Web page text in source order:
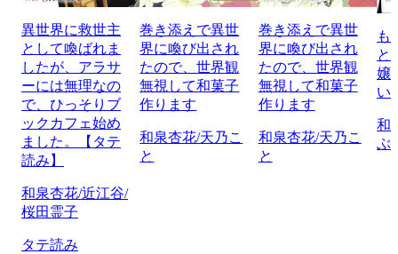
異世界に救世主
として喚ばれま
したが、アラサ
ーには無理なの
で、ひっそりブ
ックカフェ始め
ました。【タテ
読み】
和泉杏花/近江谷/
桜田霊子
タテ読み
巻き添えで異世
界に喚び出され
たので、世界観
無視して和菓子
作ります
和泉杏花/天乃こ
と
巻き添えで異世
界に喚び出され
たので、世界観
無視して和菓子
作ります
和泉杏花/天乃こ
と
も
と
嬢
い
和
ぶ